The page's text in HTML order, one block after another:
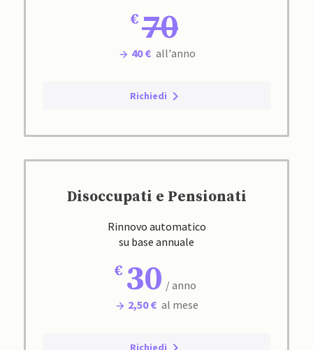
70
40 € all'anno
Richiedi
Disoccupati e Pensionati
Rinnovo automatico
su base annuale
30 / anno
2,50 € al mese
Richiedi